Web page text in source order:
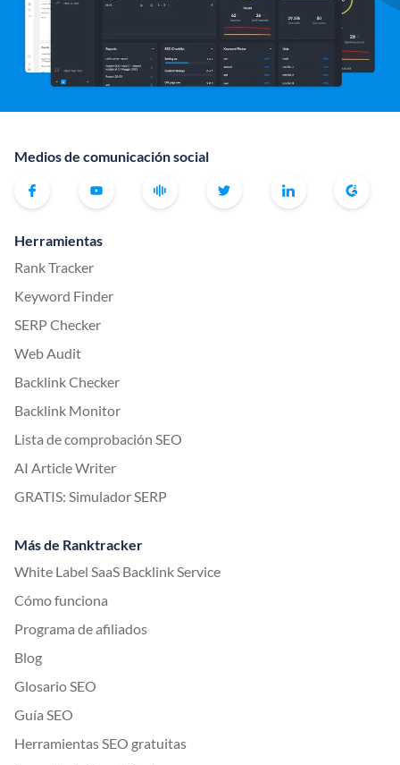
Medios de comunicación social
Herramientas
Rank Tracker
Keyword Finder
SERP Checker
Web Audit
Backlink Checker
Backlink Monitor
Lista de comprobación SEO
AI Article Writer
GRATIS: Simulador SERP
Más de Ranktracker
White Label SaaS Backlink Service
Cómo funciona
Programa de afiliados
Blog
Glosario SEO
Guía SEO
Herramientas SEO gratuitas